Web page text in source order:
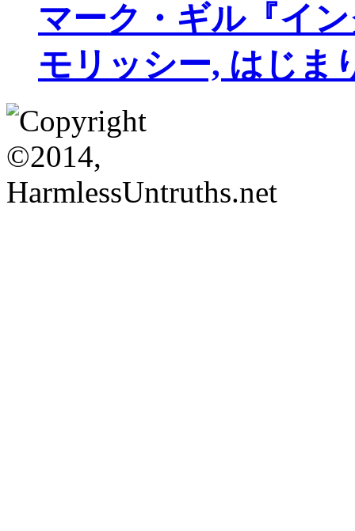
マーク・ギル『イ
モリッシー, はじま